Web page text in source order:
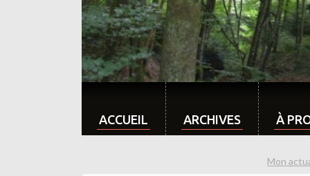
ACCUEIL ARCHIVES À
Mon